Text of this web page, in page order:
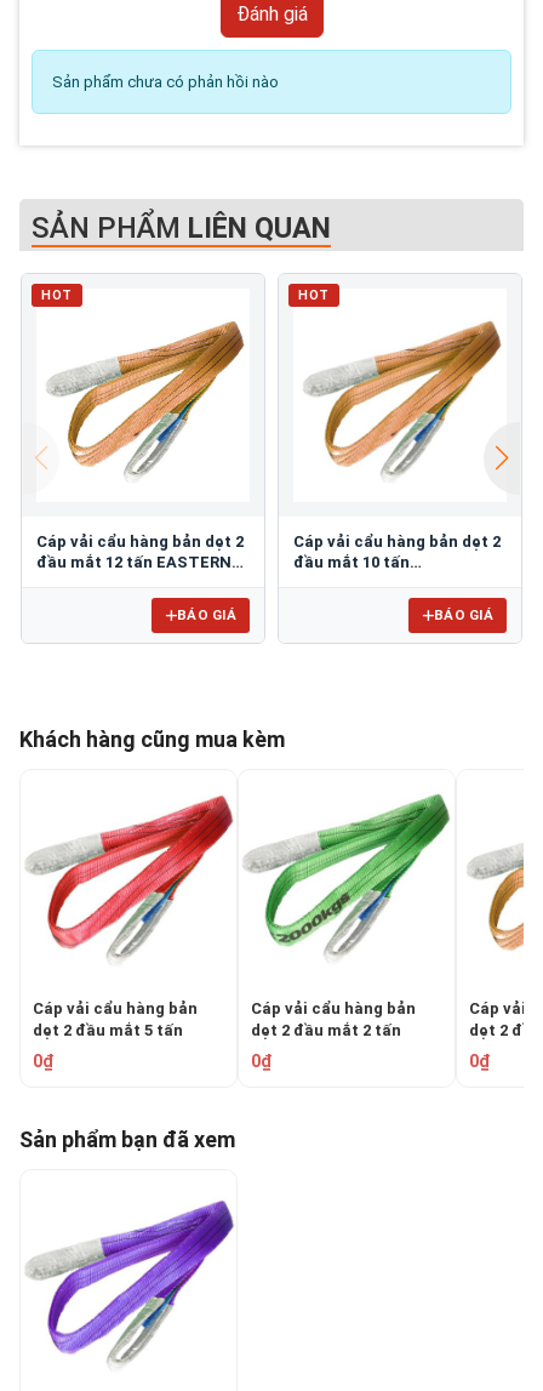
Sản phẩm chưa có phản hồi nào
SẢN PHẨM LIÊN QUAN
HOT
Cáp vải cẩu hàng bản dẹt 2
đầu mắt 12 tấn EASTERN
BÁO GIÁ
HOT
Cáp vải cẩu hàng bản dẹt 2
đầu mắt 10 tấn
BÁO GIÁ
Khách hàng cũng mua kèm
Cáp vải cẩu hàng bản
dẹt 2 đầu mắt 5 tấn
EASTERN/Hàn Quốc
0₫
Cáp vải cẩu hàng bản
dẹt 2 đầu mắt 2 tấn
EASTERN/Hàn Quốc
0₫
Cáp vải
dẹt 2
0₫
Sản phẩm bạn đã xem